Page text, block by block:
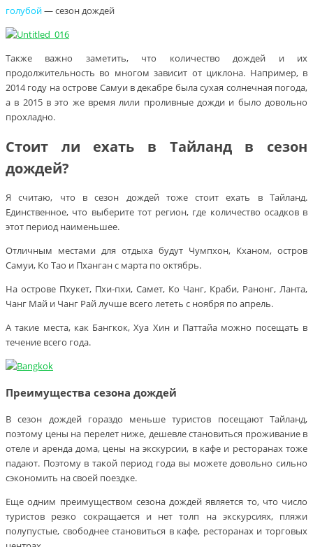
голубой— сезон дождей
Также важно заметить, что количество дождей и их
продолжительность во многом зависит от циклона. Например, в
2014 году на острове Самуи в декабре была сухая солнечная погода,
а в 2015 в это же время лили проливные дожди и было довольно
прохладно.
Стоит ли ехать в Тайланд в сезон
дождей?
Я считаю, что в сезон дождей тоже стоит ехать в Тайланд.
Единственное, что выберите тот регион, где количество осадков в
этот период наименьшее.
Отличным местами для отдыха будут Чумпхон, Кханом, остров
Самуи, Ко Тао и Пханган с марта по октябрь.
На острове Пхукет, Пхи-пхи, Самет, Ко Чанг, Краби, Ранонг, Ланта,
Чанг Май и Чанг Рай лучше всего лететь с ноября по апрель.
А такие места, как Бангкок, Хуа Хин и Паттайа можно посещать в
течение всего года.
Преимущества сезона дождей
В сезон дождей гораздо меньше туристов посещают Тайланд,
поэтому цены на перелет ниже, дешевле становиться проживание в
отеле и аренда дома, цены на экскурсии, в кафе и ресторанах тоже
падают. Поэтому в такой период года вы можете довольно сильно
сэкономить на своей поездке.
Еще одним преимуществом сезона дождей является то, что число
туристов резко сокращается и нет толп на экскурсиях, пляжи
полупустые, свободнее становиться в кафе, ресторанах и торговых